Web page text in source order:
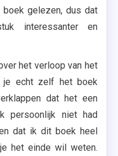
gelezen, dus dat
interessanter en
het verloop van het
je echt zelf het boek
dat het een
persoonlijk niet had
dat ik dit boek heel
het einde wil weten.